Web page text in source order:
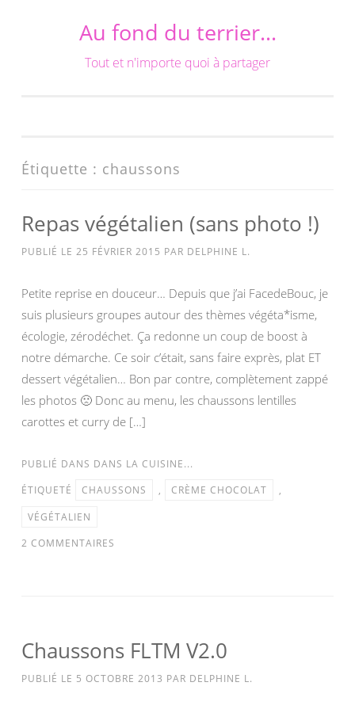
Au fond du terrier…
Tout et n'importe quoi à partager
Étiquette : chaussons
Repas végétalien (sans photo !)
PUBLIÉ LE 25 FÉVRIER 2015 PAR DELPHINE L.
Petite reprise en douceur… Depuis que j’ai FacedeBouc, je
suis plusieurs groupes autour des thèmes végéta*isme,
écologie, zérodéchet. Ça redonne un coup de boost à
notre démarche. Ce soir c’était, sans faire exprès, plat ET
dessert végétalien… Bon par contre, complètement zappé
les photos 🙁 Donc au menu, les chaussons lentilles
carottes et curry de […]
PUBLIÉ DANS DANS LA CUISINE...
ÉTIQUETÉ
CHAUSSONS , CRÈME CHOCOLAT
,
VÉGÉTALIEN
2 COMMENTAIRES
Chaussons FLTM V2.0
PUBLIÉ LE 5 OCTOBRE 2013 PAR DELPHINE L.